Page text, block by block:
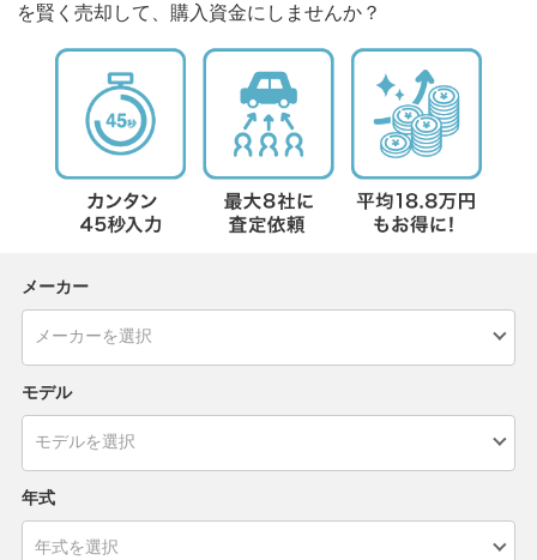
を賢く売却して、購入資金にしませんか？
メーカー
モデル
年式